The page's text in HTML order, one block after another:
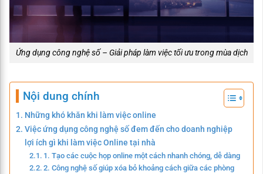
Ứng dụng công nghệ số – Giải pháp làm việc tối ưu trong mùa dịch
Nội dung chính
Những khó khăn khi làm việc online
Việc ứng dụng công nghệ số đem đến cho doanh nghiệp
lợi ích gì khi làm việc Online tại nhà
1. Tạo các cuộc họp online một cách nhanh chóng, dễ dàng
2. Công nghệ số giúp xóa bỏ khoảng cách giữa các phòng